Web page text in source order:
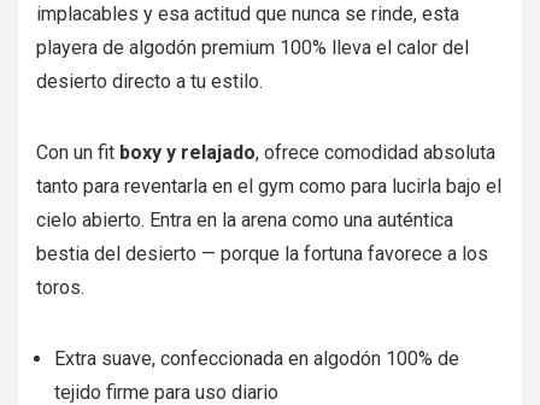
implacables y esa actitud que nunca se rinde, esta
playera de algodón premium 100% lleva el calor del
desierto directo a tu estilo.
Con un fit boxy y relajado, ofrece comodidad absoluta
tanto para reventarla en el gym como para lucirla bajo el
cielo abierto. Entra en la arena como una auténtica
bestia del desierto — porque la fortuna favorece a los
toros.
Extra suave, confeccionada en algodón 100% de
tejido firme para uso diario